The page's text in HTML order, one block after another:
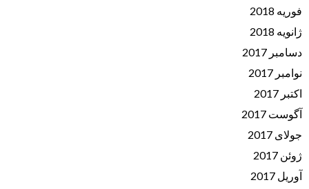
فوریه 2018
ژانویه 2018
دسامبر 2017
نوامبر 2017
اکتبر 2017
آگوست 2017
جولای 2017
ژوئن 2017
آوریل 2017